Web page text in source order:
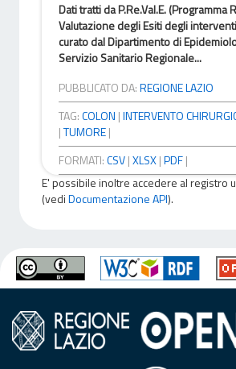
Dati tratti da P.Re.Val.E. (Programma
Valutazione degli Esiti degli
curato dal Dipartimento di
Servizio Sanitario Regionale...
PUBBLICATO DA:REGIONE LAZIO
TAG:COLON |INTERVENTO
|TUMORE|
FORMATI:CSV|XLSX|PDF|
E' possibile inoltre accedere al registro
(vediDocumentazione API).